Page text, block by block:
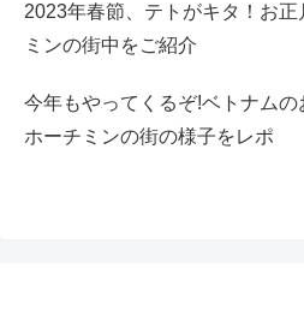
2023年春節、テトがキタ！お
ミンの街中をご紹介
今年もやってくるぞ!ベトナムの
ホーチミンの街の様子をレポ